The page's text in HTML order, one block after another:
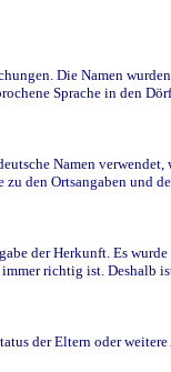
Die Namen
Sprache in den
Namen
den Ortsangaben und
der Herkunft. Es
richtig ist. Deshalb
der Eltern oder